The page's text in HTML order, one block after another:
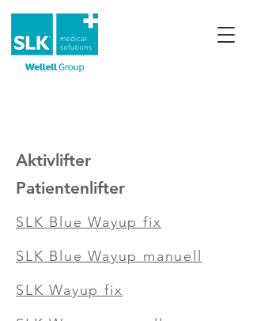
Aktivlifter
Patientenlifter
SLK Blue Wayup fix
SLK Blue Wayup manuell
SLK Wayup fix